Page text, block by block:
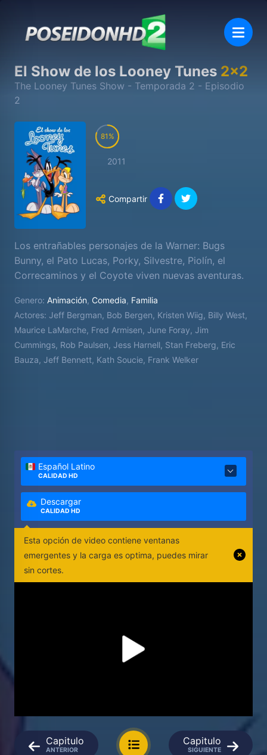
El Show de los Looney Tunes 2x2
The Looney Tunes Show - Temporada 2 - Episodio
2
81
2011
Compartir
Los entrañables personajes de la Warner: Bugs
Bunny, el Pato Lucas, Porky, Silvestre, Piolín, el
Correcaminos y el Coyote viven nuevas aventuras.
Genero: Animación, Comedia, Familia
Actores: Jeff Bergman, Bob Bergen, Kristen Wiig, Billy West,
Maurice LaMarche, Fred Armisen, June Foray, Jim
Cummings, Rob Paulsen, Jess Harnell, Stan Freberg, Eric
Bauza, Jeff Bennett, Kath Soucie, Frank Welker
Español Latino
CALIDAD HD
Descargar
CALIDAD HD
Esta opción de video contiene ventanas
emergentes y la carga es optima, puedes mirar
sin cortes.
Capitulo
ANTERIOR
Capitulo
SIGUIENTE